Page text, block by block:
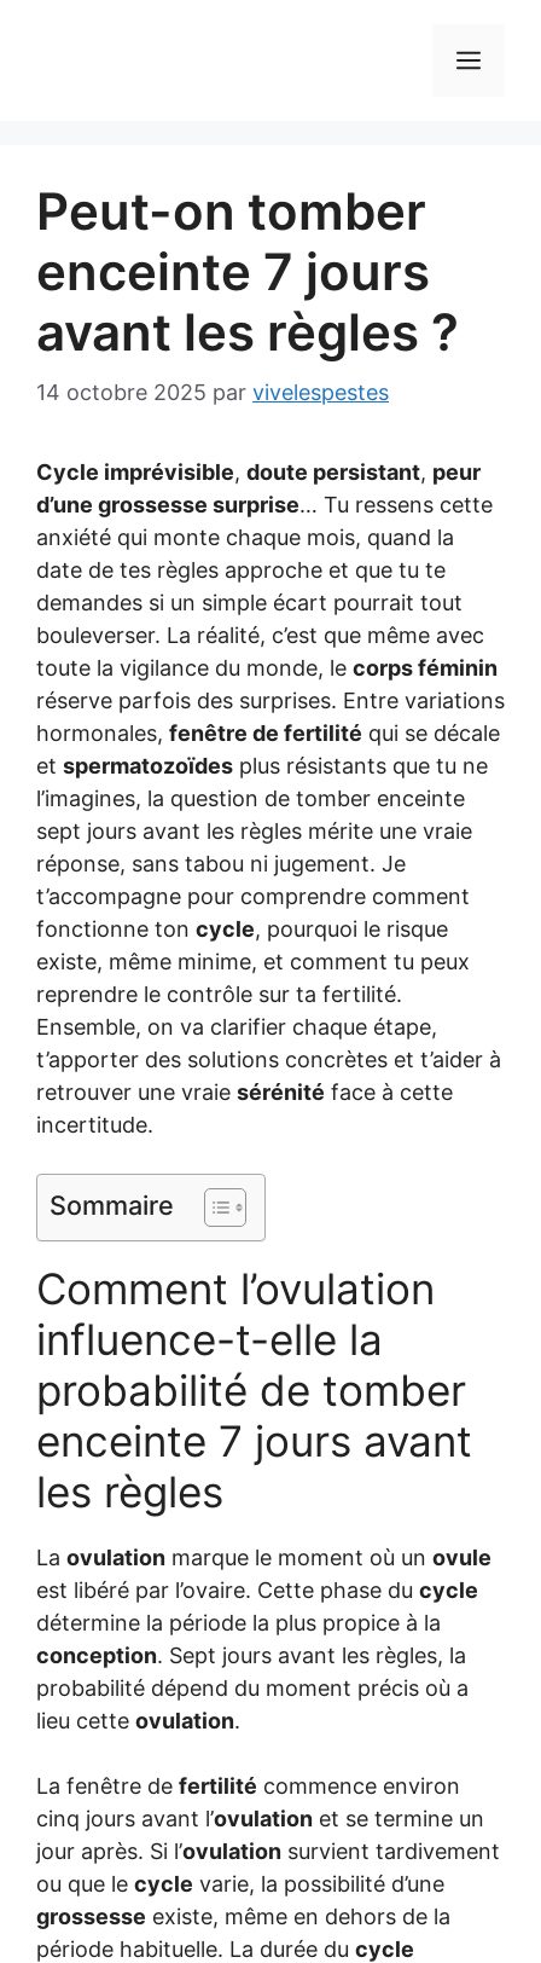
Peut-on tomber
enceinte 7 jours
avant les règles ?
14 octobre 2025 par vivelespestes
Cycle imprévisible, doute persistant, peur
d’une grossesse surprise… Tu ressens cette
anxiété qui monte chaque mois, quand la
date de tes règles approche et que tu te
demandes si un simple écart pourrait tout
bouleverser. La réalité, c’est que même avec
toute la vigilance du monde, le corps féminin
réserve parfois des surprises. Entre variations
hormonales, fenêtre de fertilité qui se décale
et spermatozoïdes plus résistants que tu ne
l’imagines, la question de tomber enceinte
sept jours avant les règles mérite une vraie
réponse, sans tabou ni jugement. Je
t’accompagne pour comprendre comment
fonctionne ton cycle, pourquoi le risque
existe, même minime, et comment tu peux
reprendre le contrôle sur ta fertilité.
Ensemble, on va clarifier chaque étape,
t’apporter des solutions concrètes et t’aider à
retrouver une vraie sérénité face à cette
incertitude.
Sommaire
Comment l’ovulation
influence-t-elle la
probabilité de tomber
enceinte 7 jours avant
les règles
La ovulation marque le moment où un ovule
est libéré par l’ovaire. Cette phase du cycle
détermine la période la plus propice à la
conception. Sept jours avant les règles, la
probabilité dépend du moment précis où a
lieu cette ovulation.
La fenêtre de fertilité commence environ
cinq jours avant l’ovulation et se termine un
jour après. Si l’ovulation survient tardivement
ou que le cycle varie, la possibilité d’une
grossesse existe, même en dehors de la
période habituelle. La durée du cycle